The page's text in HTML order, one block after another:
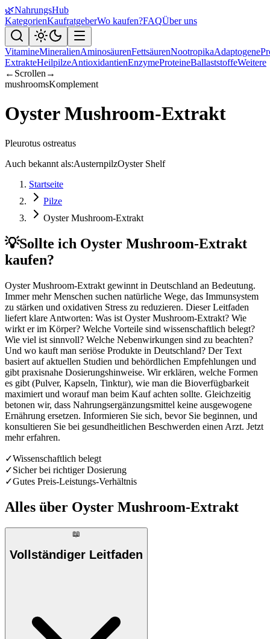
🌿NahrungsHub
KategorienKaufratgeberWo kaufen?FAQÜber uns
VitamineMineralienAminosäurenFettsäurenNootropikaAdaptogene
ExtrakteHeilpilzeAntioxidantienEnzymeProteineBallaststoffeWeitere
← Scrollen →
mushroomsKomplement
Oyster Mushroom-Extrakt
Pleurotus ostreatus
Auch bekannt als:AusternpilzOyster Shelf
Startseite
Pilze
Oyster Mushroom-Extrakt
💡Sollte ich Oyster Mushroom-Extrakt
kaufen?
Oyster Mushroom-Extrakt gewinnt in Deutschland an Bedeutung.
Immer mehr Menschen suchen natürliche Wege, das Immunsystem
zu stärken und oxidativen Stress zu reduzieren. Dieser Leitfaden
liefert klare Antworten: Was ist Oyster Mushroom-Extrakt? Wie
wirkt er im Körper? Welche Vorteile sind wissenschaftlich belegt?
Wie viel ist sinnvoll? Welche Nebenwirkungen sind zu beachten?
Und wo kauft man seriöse Produkte in Deutschland? Der Text
basiert auf aktuellen Studien und behördlichen Empfehlungen und
gibt praxisnahe Dosierungshinweise. Wir erklären, welche Formen
es gibt (Pulver, Kapseln, Tinktur), wie man die Bioverfügbarkeit
maximiert und worauf man beim Kauf achten sollte. Gleichzeitig
betonen wir, dass Nahrungsergänzungsmittel keine ausgewogene
Ernährung ersetzen. Informieren Sie sich, bevor Sie beginnen, und
konsultieren Sie bei gesundheitlichen Beschwerden einen Arzt. Jetzt
mehr erfahren.
✓Wissenschaftlich belegt
✓Sicher bei richtiger Dosierung
✓Gutes Preis-Leistungs-Verhältnis
Alles über Oyster Mushroom-Extrakt
📖
Vollständiger Leitfaden